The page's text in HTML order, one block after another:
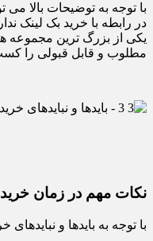
با توجه به توضیحات بالا می
در رابطه با خرید بک لینک
یکی از بزرگ ترین مجموعه
مطلوب و قابل قبولی را
نکات مهم در زمان
با توجه به بایدها و